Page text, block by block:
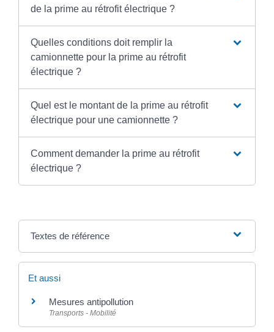
de la prime au rétrofit électrique ?
Quelles conditions doit remplir la
camionnette pour la prime au rétrofit
électrique ?
Quel est le montant de la prime au rétrofit
électrique pour une camionnette ?
Comment demander la prime au rétrofit
électrique ?
Textes de référence
Et aussi
Mesures antipollution
Transports - Mobilité